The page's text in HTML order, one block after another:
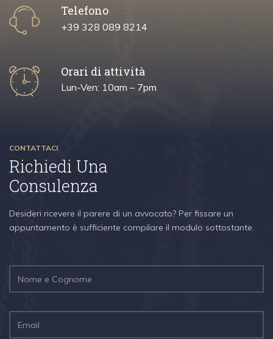
Telefono
+39 328 089 8214
Orari di attività
Lun-Ven: 10am – 7pm
CONTATTACI
Richiedi Una
Consulenza
Desideri ricevere il parere di un avvocato? Per fissare un
appuntamento è sufficiente compilare il modulo sottostante.